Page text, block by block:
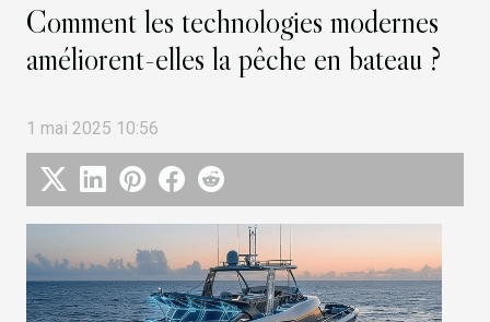
Comment les technologies modernes
améliorent-elles la pêche en bateau ?
1 mai 2025 10:56